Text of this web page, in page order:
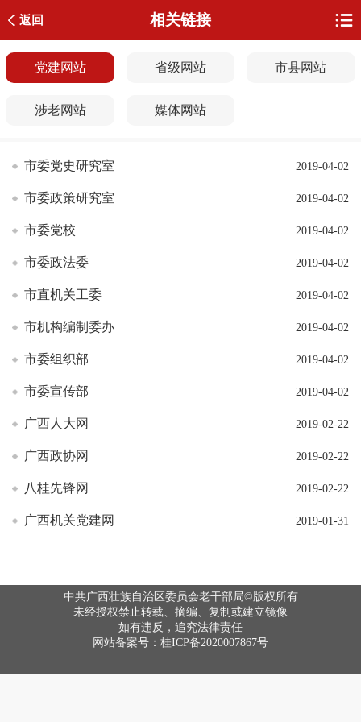
返回 相关链接
党建网站 省级网站 市县网站
涉老网站 媒体网站
市委党史研究室 2019-04-02
市委政策研究室 2019-04-02
市委党校 2019-04-02
市委政法委 2019-04-02
市直机关工委 2019-04-02
市机构编制委办 2019-04-02
市委组织部 2019-04-02
市委宣传部 2019-04-02
广西人大网 2019-02-22
广西政协网 2019-02-22
八桂先锋网 2019-02-22
广西机关党建网 2019-01-31
中共广西壮族自治区委员会老干部局©版权所有
未经授权禁止转载、摘编、复制或建立镜像
如有违反，追究法律责任
网站备案号：桂ICP备2020007867号